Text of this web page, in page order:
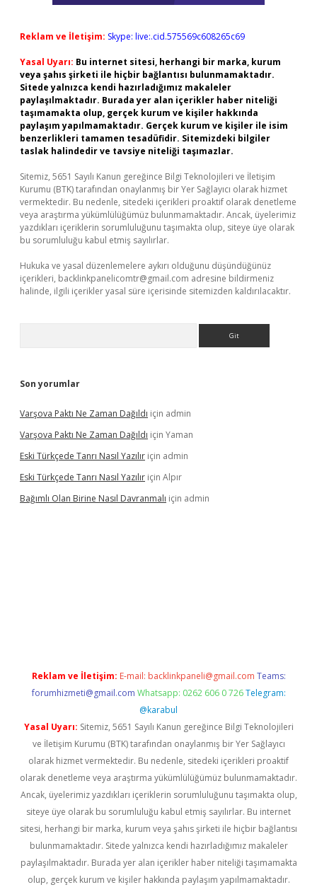
Reklam ve İletişim: Skype: live:.cid.575569c608265c69
Yasal Uyarı: Bu internet sitesi, herhangi bir marka, kurum
veya şahıs şirketi ile hiçbir bağlantısı bulunmamaktadır.
Sitede yalnızca kendi hazırladığımız makaleler
paylaşılmaktadır. Burada yer alan içerikler haber niteliği
taşımamakta olup, gerçek kurum ve kişiler hakkında
paylaşım yapılmamaktadır. Gerçek kurum ve kişiler ile isim
benzerlikleri tamamen tesadüfidir. Sitemizdeki bilgiler
taslak halindedir ve tavsiye niteliği taşımazlar.
Sitemiz, 5651 Sayılı Kanun gereğince Bilgi Teknolojileri ve İletişim
Kurumu (BTK) tarafından onaylanmış bir Yer Sağlayıcı olarak hizmet
vermektedir. Bu nedenle, sitedeki içerikleri proaktif olarak denetleme
veya araştırma yükümlülüğümüz bulunmamaktadır. Ancak, üyelerimiz
yazdıkları içeriklerin sorumluluğunu taşımakta olup, siteye üye olarak
bu sorumluluğu kabul etmiş sayılırlar.
Hukuka ve yasal düzenlemelere aykırı olduğunu düşündüğünüz
içerikleri, backlinkpanelicomtr@gmail.com adresine bildirmeniz
halinde, ilgili içerikler yasal süre içerisinde sitemizden kaldırılacaktır.
Son yorumlar
Varşova Paktı Ne Zaman Dağıldı için admin
Varşova Paktı Ne Zaman Dağıldı için Yaman
Eski Türkçede Tanrı Nasıl Yazılır için admin
Eski Türkçede Tanrı Nasıl Yazılır için Alpır
Bağımlı Olan Birine Nasıl Davranmalı için admin
Reklam ve İletişim: E-mail: backlinkpaneli@gmail.com Teams:
forumhizmeti@gmail.com Whatsapp: 0262 606 0 726 Telegram:
@karabul
Yasal Uyarı: Sitemiz, 5651 Sayılı Kanun gereğince Bilgi Teknolojileri
ve İletişim Kurumu (BTK) tarafından onaylanmış bir Yer Sağlayıcı
olarak hizmet vermektedir. Bu nedenle, sitedeki içerikleri proaktif
olarak denetleme veya araştırma yükümlülüğümüz bulunmamaktadır.
Ancak, üyelerimiz yazdıkları içeriklerin sorumluluğunu taşımakta olup,
siteye üye olarak bu sorumluluğu kabul etmiş sayılırlar. Bu internet
sitesi, herhangi bir marka, kurum veya şahıs şirketi ile hiçbir bağlantısı
bulunmamaktadır. Sitede yalnızca kendi hazırladığımız makaleler
paylaşılmaktadır. Burada yer alan içerikler haber niteliği taşımamakta
olup, gerçek kurum ve kişiler hakkında paylaşım yapılmamaktadır.